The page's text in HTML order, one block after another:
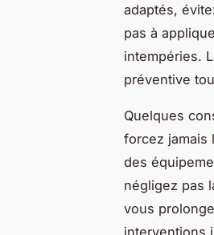
adaptés,
pas à
intempéries.
préventive
Quelques
forcez jamais
des
négligez pas
vous
interventions